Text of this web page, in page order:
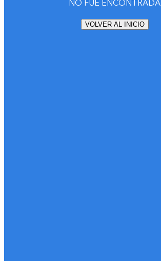
NO FUE ENCONTRADA
VOLVER AL INICIO